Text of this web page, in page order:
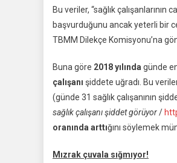
Bu veriler, “sağlık
başvurduğunu ancak yeterli bir
TBMM Dilekçe Komisyonu’na
Buna göre 2018 yılında günde
çalışanı şiddete uğradı. Bu
(günde 31 sağlık çalışanının
sağlık çalışanı şiddet görüyor/
oranında arttığını söylemek
Mızrak çuvala sığmıyor!